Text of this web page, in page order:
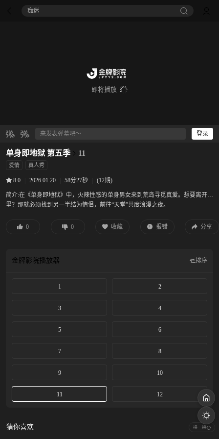
痴迷
即将播放
登录
单身即地狱 第五季 11
爱情 真人秀
8.0 2026.01.20 58分27秒 (12期)
简介:在《单身即地狱》中，火辣性感的单身男女来到荒岛寻觅真爱。想要离开这
里？那就必须找到另一半结为情侣，前往“天堂”共度浪漫之夜。
0 0 收藏 报错 分享
金牌影院播放器 排序
1 2
3 4
5 6
7 8
9 10
11 12
猜你喜欢 换一换